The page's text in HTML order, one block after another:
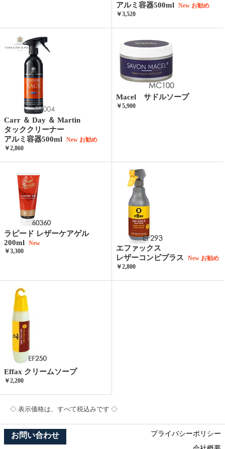
アルミ容器500ml New お勧め
￥3,520
Carr ＆ Day ＆ Martin
タッククリーナー
アルミ容器500ml New お勧め
￥2,860
Macel サドルソープ
￥5,900
ラピード レザーケアゲル
200ml New
￥3,300
エファックス
レザーコンビプラス
New お勧め
￥2,800
Effax クリームソープ
￥2,200
◇ 表示価格は、すべて税込みです ◇
お問い合わせ
プライバシーポリシー